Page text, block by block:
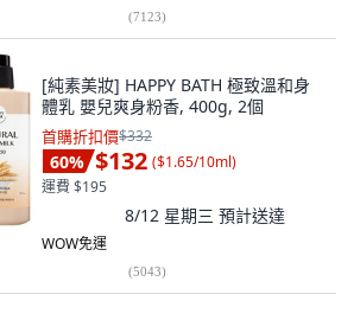
(7123)
[純素美妝] HAPPY BATH 極致溫和身
體乳 嬰兒爽身粉香, 400g, 2個
首購折扣價$332
60% $132 ($1.65/10ml)
運費 $195
8/12 星期三 預計送達
WOW免運
(5043)